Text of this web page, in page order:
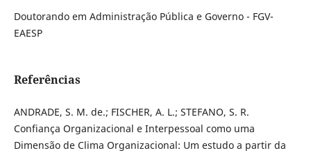
Doutorando em Administração Pública e Governo - FGV-
EAESP
Referências
ANDRADE, S. M. de.; FISCHER, A. L.; STEFANO, S. R.
Confiança Organizacional e Interpessoal como uma
Dimensão de Clima Organizacional: Um estudo a partir da